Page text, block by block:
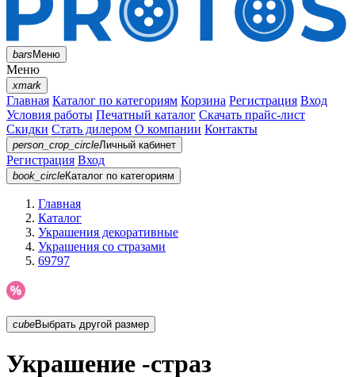
barsМеню
Меню
xmark
Главная Каталог по категориям Корзина Регистрация Вход
Условия работы Печатный каталог Скачать прайс-лист
Скидки Стать дилером О компании Контакты
person_crop_circleЛичный кабинет
Регистрация Вход
book_circleКаталог по категориям
Главная
Каталог
Украшения декоративные
Украшения со стразами
69797
cubeВыбрать другой размер
Украшение -страз